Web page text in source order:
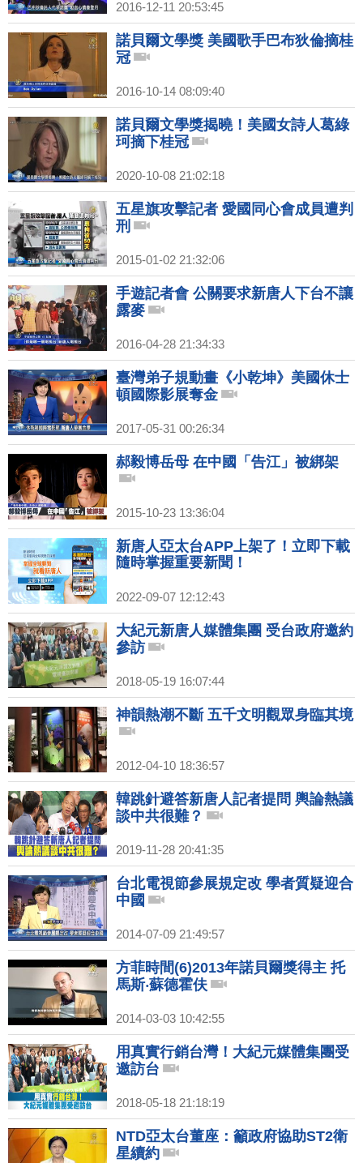
2016-12-11 20:53:45
諾貝爾文學獎 美國歌手巴布狄倫摘桂
冠
2016-10-14 08:09:40
諾貝爾文學獎揭曉！美國女詩人葛綠
珂摘下桂冠
2020-10-08 21:02:18
五星旗攻擊記者 愛國同心會成員遭判
刑
2015-01-02 21:32:06
手遊記者會 公關要求新唐人下台不讓
露麥
2016-04-28 21:34:33
臺灣弟子規動畫《小乾坤》美國休士
頓國際影展奪金
2017-05-31 00:26:34
郝毅博岳母 在中國「告江」被綁架
2015-10-23 13:36:04
新唐人亞太台APP上架了！立即下載
隨時掌握重要新聞！
2022-09-07 12:12:43
大紀元新唐人媒體集團 受台政府邀約
參訪
2018-05-19 16:07:44
神韻熱潮不斷 五千文明觀眾身臨其境
2012-04-10 18:36:57
韓跳針避答新唐人記者提問 輿論熱議
談中共很難？
2019-11-28 20:41:35
台北電視節參展規定改 學者質疑迎合
中國
2014-07-09 21:49:57
方菲時間(6)2013年諾貝爾獎得主 托
馬斯‧蘇德霍伕
2014-03-03 10:42:55
用真實行銷台灣！大紀元媒體集團受
邀訪台
2018-05-18 21:18:19
NTD亞太台董座：籲政府協助ST2衛
星續約